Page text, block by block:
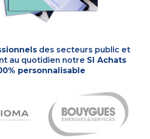
des secteurs public et
au quotidien notre SI Achats
personnalisable